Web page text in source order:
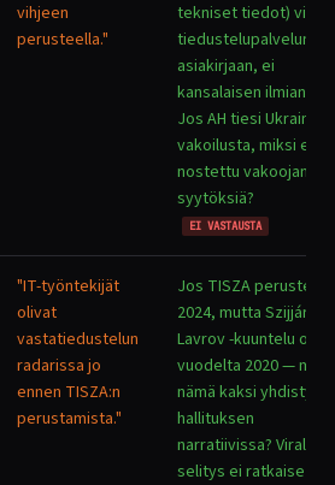
vihjeen
perusteella."
tekniset tiedot)
tiedustelupalvelun
asiakirjaan, ei
kansalaisen
Jos AH tiesi Ukrainan
vakoilusta, miksi ei
nostettu vakoojan
syytöksiä?
EI VASTAUSTA
"IT-työntekijät
olivat
vastatiedustelun
radarissa jo
ennen TISZA:n
perustamista."
Jos TISZA
2024, mutta Szijjártó–
Lavrov -kuuntelu on
vuodelta 2020 —
nämä kaksi yhdistyvät
hallituksen
narratiivissa?
selitys ei ratkaise